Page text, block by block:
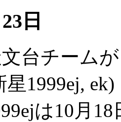
日
台チーム
1999ej, ek)
は10月